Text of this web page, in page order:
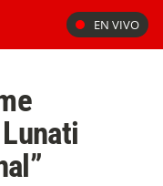
EN VIVO